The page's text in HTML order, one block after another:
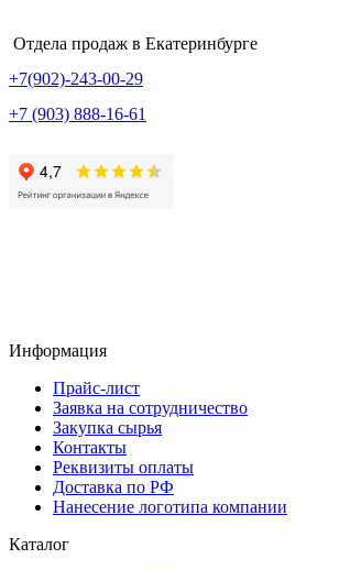
Отдела продаж в Екатеринбурге
+7(902)-243-00-29
+7 (903) 888-16-61
Информация
Прайс-лист
Заявка на сотрудничество
Закупка сырья
Контакты
Реквизиты оплаты
Доставка по РФ
Нанесение логотипа компании
Каталог